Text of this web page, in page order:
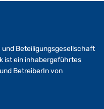
Beteiligungsgesellschaft
ist ein inhabergeführtes
BetreiberIn von